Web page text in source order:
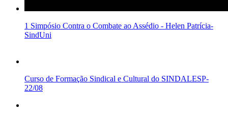
1 Simpósio Contra o Combate ao Assédio - Helen Patrícia-
SindUni
Curso de Formação Sindical e Cultural do SINDALESP-
22/08